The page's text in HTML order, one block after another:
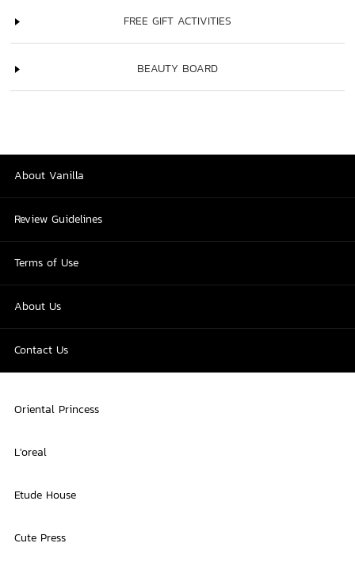
FREE GIFT ACTIVITIES
BEAUTY BOARD
About Vanilla
Review Guidelines
Terms of Use
About Us
Contact Us
Oriental Princess
L'oreal
Etude House
Cute Press